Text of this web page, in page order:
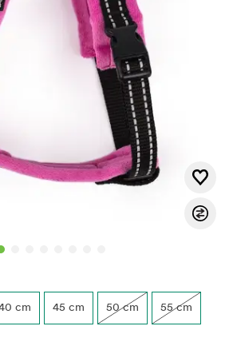
cm 45 cm 50 cm 55 cm